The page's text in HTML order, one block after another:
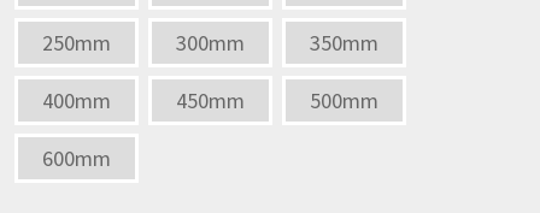
250mm 300mm 350mm
400mm 450mm 500mm
600mm